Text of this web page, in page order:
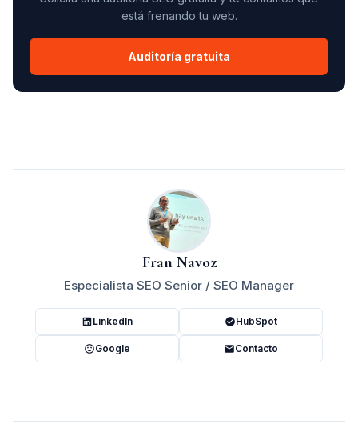
está frenando tu web.
Auditoría gratuita
Fran Navoz
Especialista SEO Senior / SEO Manager
LinkedIn HubSpot
Google Contacto